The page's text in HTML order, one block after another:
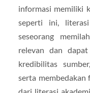
informasi memiliki
seperti ini,
seseorang
relevan dan
kredibilitas
serta membedakan
dari literasi